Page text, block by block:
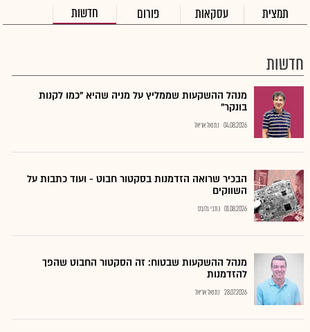
תמצית עסקאות פורום חדשות
חדשות
מנהל ההשקעות שממליץ על מניה שהיא "כמו לקנות
בונקר"
04.08.2026 נתנאל אריאל
הבכיר שרואה הזדמנות בסקטור חבוט - ועוד כתבות על
השווקים
01.08.2026 כתבי גלובס
מנהל ההשקעות שבטוח: זה הסקטור החבוט שהפך
להזדמנות
28.07.2026 נתנאל אריאל